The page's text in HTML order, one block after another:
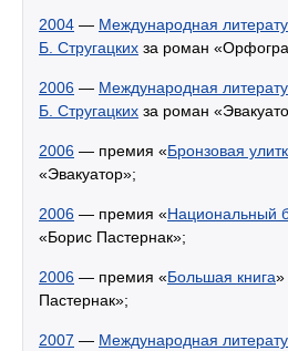
2004 — Международная
Б. Стругацких за роман
2006 — Международная
Б. Стругацких за роман
2006 — премия «Бронзовая
«Эвакуатор»;
2006 — премия «Национальный
«Борис Пастернак»;
2006 — премия «Большая книга»
Пастернак»;
2007 — Международная